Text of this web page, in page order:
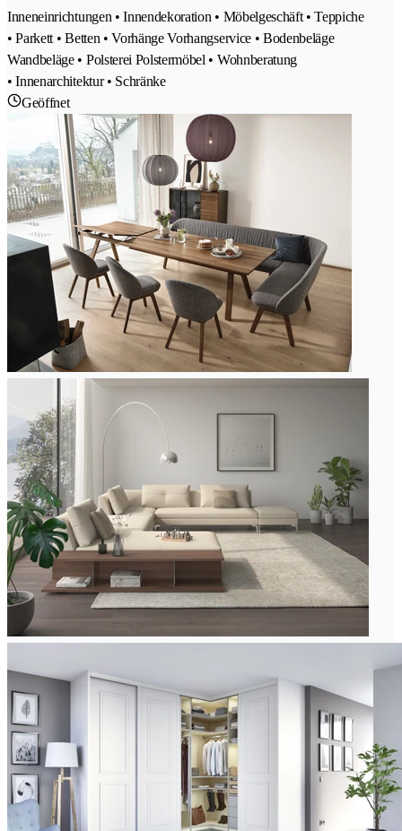
Inneneinrichtungen • Innendekoration • Möbelgeschäft • Teppiche
• Parkett • Betten • Vorhänge Vorhangservice • Bodenbeläge
Wandbeläge • Polsterei Polstermöbel • Wohnberatung
• Innenarchitektur • Schränke
Geöffnet